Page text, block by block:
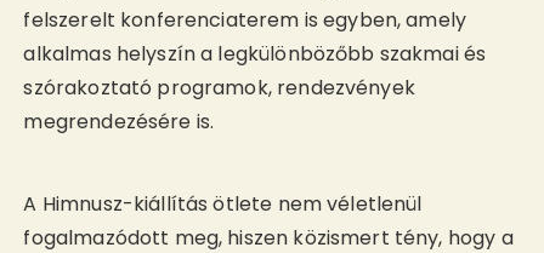
felszerelt konferenciaterem is egyben, amely
alkalmas helyszín a legkülönbözőbb szakmai és
szórakoztató programok, rendezvények
megrendezésére is.
A Himnusz-kiállítás ötlete nem véletlenül
fogalmazódott meg, hiszen közismert tény, hogy a